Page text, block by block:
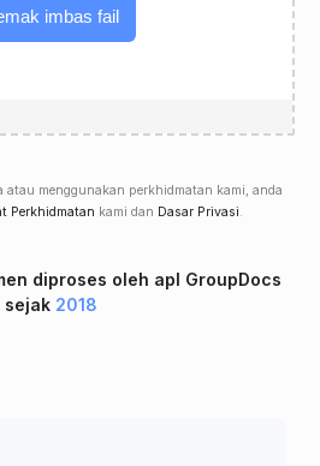
imbas fail
atau menggunakan perkhidmatan kami, anda
Perkhidmatan kami dan Dasar Privasi.
diproses oleh apl GroupDocs
sejak 2018